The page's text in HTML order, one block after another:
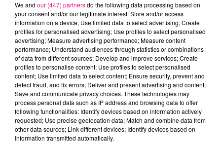
Cancer Lion Vierge
Balance Scorpion Sagittaire
We and our (447) partnersdo the following data processing based on
your consent and/or our legitimate interest: Store and/or access
information on a device; Use limited data to select advertising; Create
profiles for personalised advertising; Use profiles to select personalised
advertising; Measure advertising performance; Measure content
performance; Understand audiences through statistics or combinations
of data from different sources; Develop and improve services; Create
profiles to personalise content; Use profiles to select personalised
content; Use limited data to select content; Ensure security, prevent and
detect fraud, and fix errors; Deliver and present advertising and content;
Save and communicate privacy choices. These technologies may
process personal data such as IP address and browsing data to offer
following functionalities: Identify devices based on information actively
requested; Use precise geolocation data; Match and combine data from
other data sources; Link different devices; Identify devices based on
information transmitted automatically.